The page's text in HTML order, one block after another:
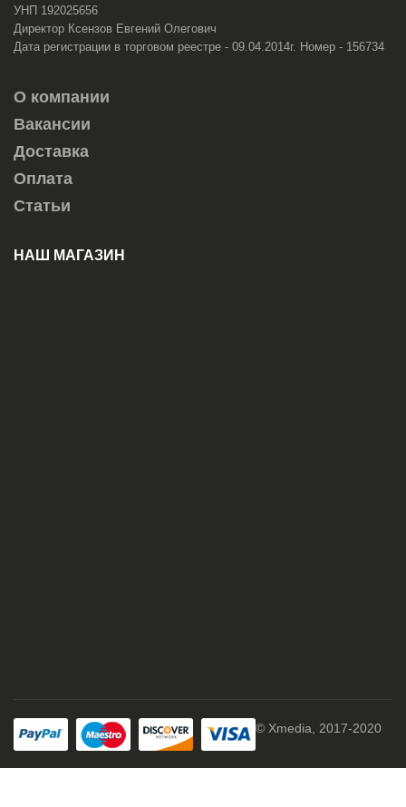
УНП 192025656
Директор Ксензов Евгений Олегович
Дата регистрации в торговом реестре - 09.04.2014г. Номер - 156734
О компании
Вакансии
Доставка
Оплата
Статьи
НАШ МАГАЗИН
© Xmedia, 2017-2020